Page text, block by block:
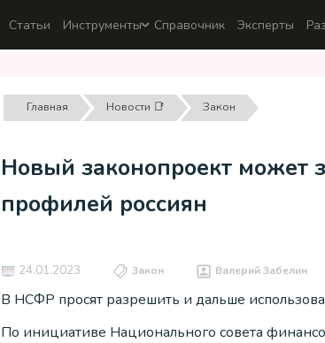
Статьи Инструменты Справочник Эксперты
Главная Новости 📑 Закон
Новый законопроект может
профилей россиян
24.01.2023 Закон Валерий Забелин
В НСФР просят разрешить и дальше
По инициативе Национального совета